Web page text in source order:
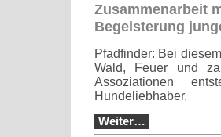
Zusammenarbeit
Begeisterung
Pfadfinder: Bei
Wald, Feuer und
Assoziationen
Hundeliebhaber.
Weiter…